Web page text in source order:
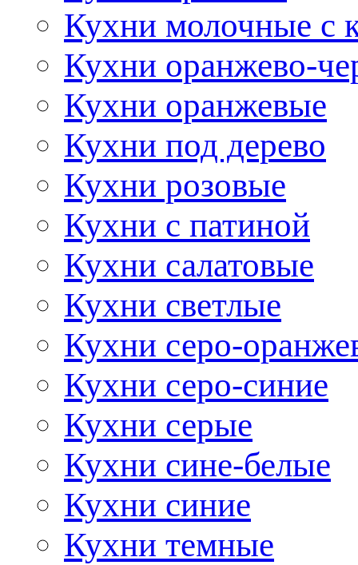
Кухни молочные с
Кухни оранжево-
Кухни оранжевые
Кухни под дерево
Кухни розовые
Кухни с патиной
Кухни салатовые
Кухни светлые
Кухни серо-
Кухни серо-синие
Кухни серые
Кухни сине-белые
Кухни синие
Кухни темные